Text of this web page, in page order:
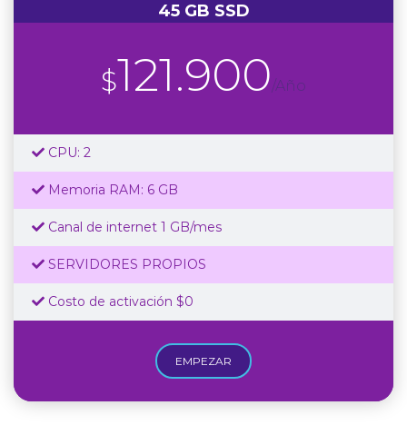
45 GB SSD
$121.900/Año
CPU: 2
Memoria RAM: 6 GB
Canal de internet 1 GB/mes
SERVIDORES PROPIOS
Costo de activación $0
EMPEZAR